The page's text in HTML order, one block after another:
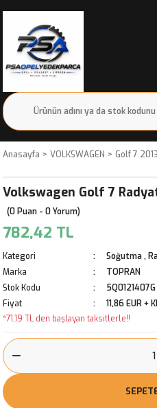
Anasayfa VOLKSWAGEN Golf 7
Volkswagen Golf 7
(0 Puan - 0 Yorum)
782,42 TL
Kategori
Soğutma ,
Marka
TOPRAN
Stok Kodu
Fiyat
11,86 EUR +
*71,19 TL den başlayan taksitlerle!!